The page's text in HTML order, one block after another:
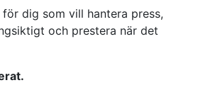
dig som vill hantera press,
och prestera när det